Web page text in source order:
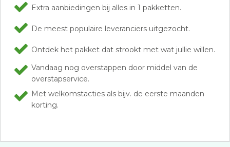
Extra aanbiedingen bij alles in 1 pakketten.
De meest populaire leveranciers uitgezocht.
Ontdek het pakket dat strookt met wat jullie willen.
Vandaag nog overstappen door middel van de
overstapservice.
Met welkomstacties als bijv. de eerste maanden
korting.